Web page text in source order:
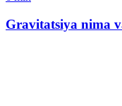
Gravitatsiya nima